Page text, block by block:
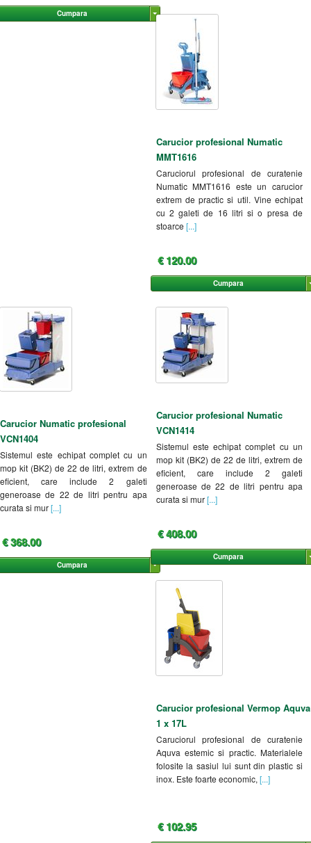
Cumpara
Carucior profesional Numatic
MMT1616
Caruciorul profesional de curatenie
Numatic MMT1616 este un carucior
extrem de practic si util. Vine echipat
cu 2 galeti de 16 litri si o presa de
stoarce [...]
€ 120.00
Cumpara
Carucior Numatic profesional
VCN1404
Sistemul este echipat complet cu un
mop kit (BK2) de 22 de litri, extrem de
eficient, care include 2 galeti
generoase de 22 de litri pentru apa
curata si mur[...]
€ 368.00
Cumpara
Carucior profesional Numatic
VCN1414
Sistemul este echipat complet cu un
mop kit (BK2) de 22 de litri, extrem de
eficient, care include 2 galeti
generoase de 22 de litri pentru apa
curata si mur[...]
€ 408.00
Cumpara
Carucior profesional Vermop Aquva
1 x 17L
Caruciorul profesional de curatenie
Aquva estemic si practic. Materialele
folosite la sasiul lui sunt din plastic si
inox. Este foarte economic, [...]
€ 102.95